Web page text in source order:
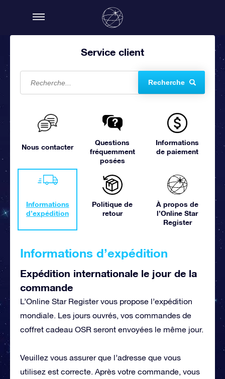
Service client
Recherche
Nous contacter
Questions
fréquemment
posées
Informations
de paiement
Informations
d’expédition
Politique de
retour
À propos de
l’Online Star
Register
Informations d’expédition
Expédition internationale le jour de la
commande
L’Online Star Register vous propose l’expédition
mondiale. Les jours ouvrés, vos commandes de
coffret cadeau OSR seront envoyées le même jour.
Veuillez vous assurer que l’adresse que vous
utilisez est correcte. Après votre commande, vous